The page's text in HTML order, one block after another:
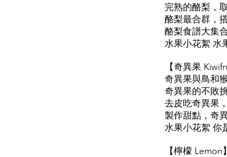
完熟的酪梨，
酪梨最合群，
酪梨食譜大集
水果小花絮 水
【奇異果
奇異果與鳥和
奇異果的不敗
去皮吃奇異果
製作甜點，奇
水果小花絮 你
【檸檬